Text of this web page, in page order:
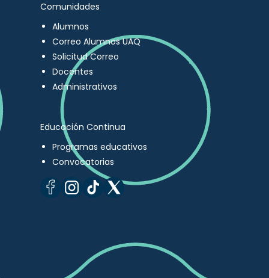
Comunidades
Alumnos
Correo Alumnos UAQ
Solicitud Correo
Docentes
Administrativos
Educación Continua
Programas educativos
Convocatorias